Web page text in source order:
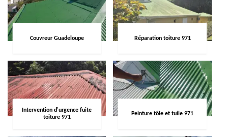
Couvreur Guadeloupe Réparation toiture 971
Intervention d'urgence fuite
toiture 971
Peinture tôle et tuile 971